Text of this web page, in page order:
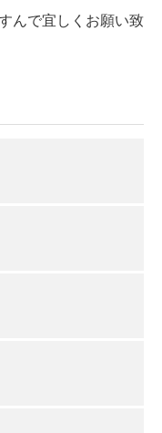
んで宜しくお願い致